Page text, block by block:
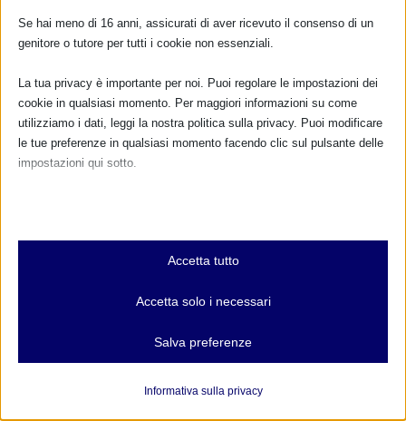
Formazione Peer Supporter – On line
Se hai meno di 16 anni, assicurati di aver ricevuto il consenso di un
genitore o tutore per tutti i cookie non essenziali.
La tua privacy è importante per noi. Puoi regolare le impostazioni dei
cookie in qualsiasi momento. Per maggiori informazioni su come
utilizziamo i dati, leggi la nostra politica sulla privacy. Puoi modificare
le tue preferenze in qualsiasi momento facendo clic sul pulsante delle
impostazioni qui sotto.
Essenziali
I cookie e i servizi essenziali abilitano le funzioni di base e sono
e servizi non richiedono il consenso dell'utente secondo il GDPR.
Analitici
Accetta tutto
Accetta solo i necessari
Salva preferenze
Informativa sulla privacy